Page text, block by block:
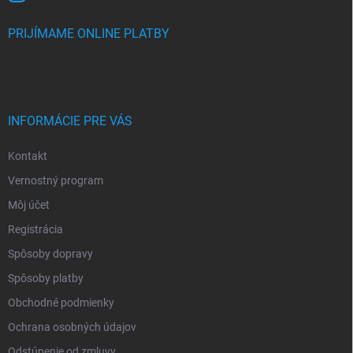
PRIJÍMAME ONLINE PLATBY
INFORMÁCIE PRE VÁS
Kontakt
Vernostný program
Môj účet
Registrácia
Spôsoby dopravy
Spôsoby platby
Obchodné podmienky
Ochrana osobných údajov